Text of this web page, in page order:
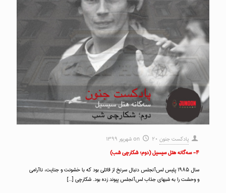
پادکست جنون on
۲۰ شهریور ۱۳۹۹
۴- سه‌گانه هتل سیسیل (دوم؛ شکارچی شب)
سال ۱۹۸۵ پلیس لس‌آنجلس دنبال سرنخ از قاتلی بود که با خشونت و جنایت، ناآرامی
و وحشت را به شبهای جذاب لس‌آنجلس پیوند زده بود. شکارچی […]